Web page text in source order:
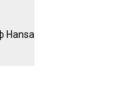
Hansa